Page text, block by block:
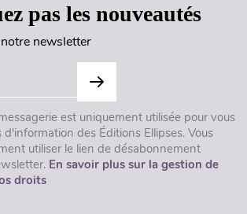
pas les nouveautés
newsletter
est uniquement utilisée pour vous
des Éditions Ellipses. Vous
utiliser le lien de désabonnement
En savoir plus sur la gestion de
droits